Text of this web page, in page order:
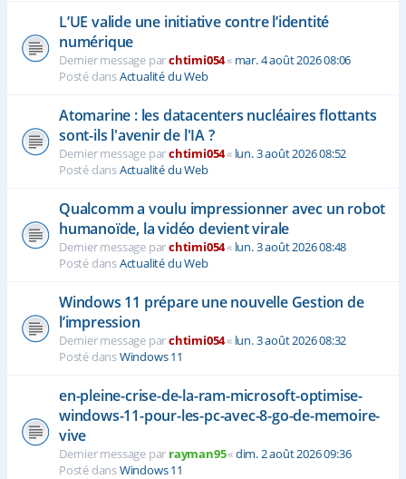
L’UE valide une initiative contre l’identité
numérique
Dernier message parchtimi054« mar. 4 août 2026 08:06
Posté dansActualité du Web
Atomarine : les datacenters nucléaires flottants
sont-ils l'avenir de l'IA ?
Dernier message parchtimi054« lun. 3 août 2026 08:52
Posté dansActualité du Web
Qualcomm a voulu impressionner avec un robot
humanoïde, la vidéo devient virale
Dernier message parchtimi054« lun. 3 août 2026 08:48
Posté dansActualité du Web
Windows 11 prépare une nouvelle Gestion de
l’impression
Dernier message parchtimi054« lun. 3 août 2026 08:32
Posté dansWindows 11
en-pleine-crise-de-la-ram-microsoft-optimise-
windows-11-pour-les-pc-avec-8-go-de-memoire-
vive
Dernier message par rayman95«dim. 2 août 2026 09:36
Posté dansWindows 11